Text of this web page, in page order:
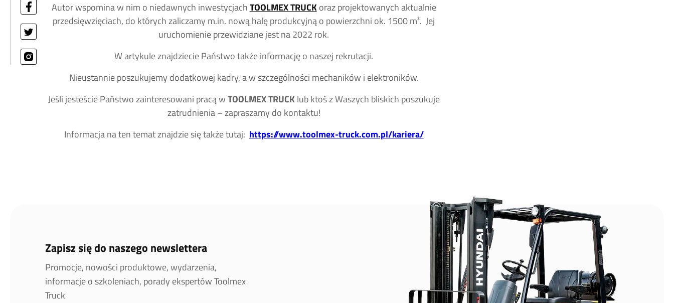
Autor wspomina w nim o niedawnych inwestycjachTOOLMEX TRUCKoraz projektowanych aktualnie
przedsięwzięciach, do których zaliczamy m.in. nową halę produkcyjną o powierzchni ok. 1500 m². Jej
uruchomienie przewidziane jest na 2022 rok.
W artykule znajdziecie Państwo także informację o naszej rekrutacji.
Nieustannie poszukujemy dodatkowej kadry, a w szczególności mechaników i elektroników.
Jeśli jesteście Państwo zainteresowani pracą wTOOLMEX TRUCKlub ktoś z Waszych bliskich poszukuje
zatrudnienia – zapraszamy do kontaktu!
Informacja na ten temat znajdzie się także tutaj: https://www.toolmex-truck.com.pl/kariera/
Zapisz się do naszego newslettera
Promocje, nowości produktowe, wydarzenia,
informacje o szkoleniach, porady ekspertów Toolmex
Truck